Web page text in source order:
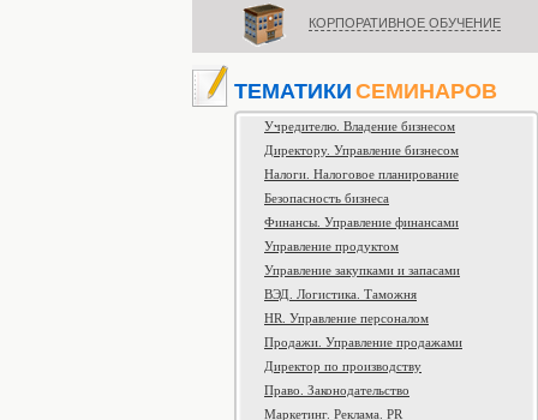
КОРПОРАТИВНОЕ ОБУЧЕНИЕ
ТЕМАТИКИ СЕМИНАРОВ
Учредителю. Владение бизнесом
Директору. Управление бизнесом
Налоги. Налоговое планирование
Безопасность бизнеса
Финансы. Управление финансами
Управление продуктом
Управление закупками и запасами
ВЭД. Логистика. Таможня
HR. Управление персоналом
Продажи. Управление продажами
Директор по производству
Право. Законодательство
Маркетинг. Реклама. PR